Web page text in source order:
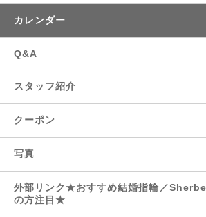
カレンダー
Q&A
スタッフ紹介
クーポン
写真
外部リンク★おすすめ結婚指輪／
の方注目★